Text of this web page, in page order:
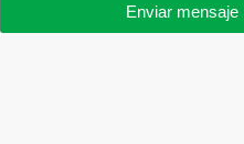
Enviar mensaje